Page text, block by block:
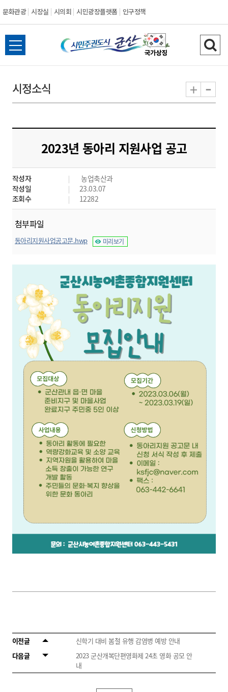
문화관광 시장실 시의회 시민광장플랫폼 인구정책
시
민
도
시
군
산
전
체
뉴
열
검
색
기
시정소식 + -
2023년 동아리 지원사업 공고
작성자
농업축산과
작성일
23.03.07
조회수
12282
첨부파일
동아리지원사업공고문.hwp 미리보기
이전글
신학기 대비 봄철 유행 감염병 예방 안내
다음글
2023 군산개복단편영화제 24초 영화 공모 안
내